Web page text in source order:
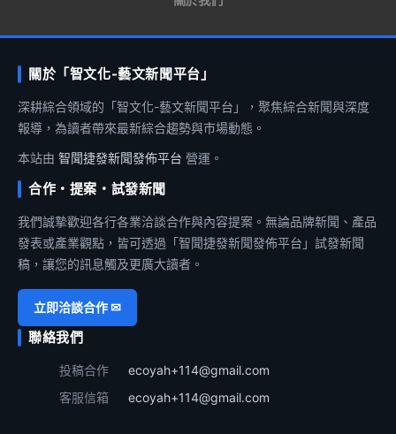
關於「智文化-藝文新聞平台」
深耕綜合領域的「智文化-藝文新聞平台」，聚焦綜合新聞與深度
報導，為讀者帶來最新綜合趨勢與市場動態。
本站由 智聞捷發新聞發佈平台 營運。
合作・提案・試發新聞
我們誠摯歡迎各行各業洽談合作與內容提案。無論品牌新聞、產品
發表或產業觀點，皆可透過「智聞捷發新聞發佈平台」試發新聞
稿，讓您的訊息觸及更廣大讀者。
立即洽談合作 ✉
聯絡我們
投稿合作
ecoyah+114@gmail.com
客服信箱
ecoyah+114@gmail.com